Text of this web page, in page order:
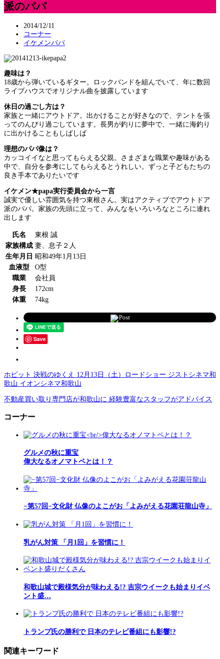
派のパパ
2014/12/11
コーナー
イケメンパパ
趣味は？
18歳から弾いているギター。ロックバンドを組んでいて、年に数回
ライブハウスでオリジナル曲を披露しています
休日の過ごし方は？
家族と一緒にアウトドア。出かけることが好きなので、テントを張
ってのんびり過ごしています。長男が釣りに夢中で、一緒に海釣り
に出かけることもしばしば
理想のパパ像は？
カッコイイなと思ってもらえる父親。さまざまな職業や趣味がある
中で、自分を参考にしてもらえるとうれしい。ずっと子どもたちの
良き手本でありたいです
イケメン★papa実行委員会から一言
誠実で優しい雰囲気を持つ東根さん。実はアクティブでアウトドア
派のパパ。家族の先頭に立って、みんなをいろいろなところに連れ
出します
氏名
東根 誠
家族構成 妻、息子２人
生年月日 昭和49年1月13日
血液型
O型
職業
会社員
身長
172cm
体重
74kg
Post
Save
ホビット 決戦のゆくえ 12月13日（土）ロードショー ジストシネマ和
歌山 イオンシネマ和歌山
不動産買い取り専門店が和歌山に 経験豊富なスタッフがアドバイス
コーナー
グルメの秋に重宝
偉大なるオノマトペとは！？
−第57回−文化財 仏像のよこがお「よみがえる花園荘龍山寺」
乳がん対策 「月1回」を習慣に！
和歌山城で殿様気分が味わえる!? 吉宗ウイークも始まりイベ
ント盛…
トランプ氏の勝利で 日本のテレビ番組にも影響!?
関連キーワード